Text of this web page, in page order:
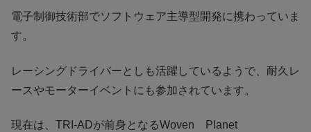
電子制御技術部でソフトウェア主導型開発に携わっていま
す。
レーシングドライバーとしも活躍しているようで、耐久レ
ースやモーターイベントにも参加されています。
現在は、TRI-ADが前身となるWoven Planet